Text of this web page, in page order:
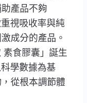
產品不夠
視吸收率與純
成分的產品。
素食膠囊」誕生
學數據為基
從根本調節體